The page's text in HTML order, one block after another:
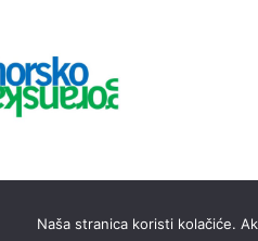
Naša stranica koristi kolačiće.